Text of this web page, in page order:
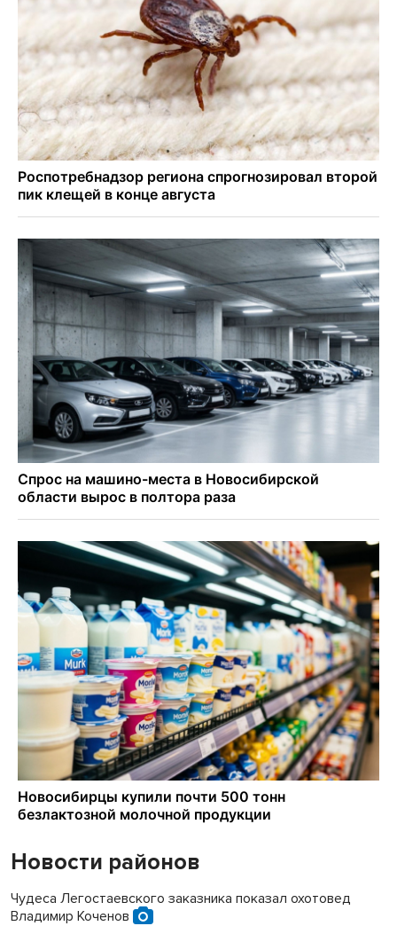
Новости районов
Чудеса Легостаевского заказника показал охотовед
Владимир Коченов